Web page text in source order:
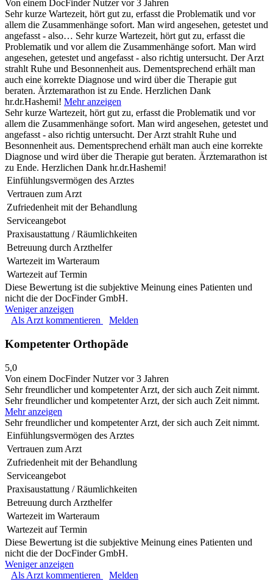
Von einem DocFinder Nutzervor 3 Jahren
Sehr kurze Wartezeit, hört gut zu, erfasst die Problematik und vor
allem die Zusammenhänge sofort. Man wird angesehen, getestet und
angefasst - also… Sehr kurze Wartezeit, hört gut zu, erfasst die
Problematik und vor allem die Zusammenhänge sofort. Man wird
angesehen, getestet und angefasst - also richtig untersucht. Der Arzt
strahlt Ruhe und Besonnenheit aus. Dementsprechend erhält man
auch eine korrekte Diagnose und wird über die Therapie gut
beraten. Ärztemarathon ist zu Ende. Herzlichen Dank
hr.dr.Hashemi! Mehr anzeigen
Sehr kurze Wartezeit, hört gut zu, erfasst die Problematik und vor
allem die Zusammenhänge sofort. Man wird angesehen, getestet und
angefasst - also richtig untersucht. Der Arzt strahlt Ruhe und
Besonnenheit aus. Dementsprechend erhält man auch eine korrekte
Diagnose und wird über die Therapie gut beraten. Ärztemarathon ist
zu Ende. Herzlichen Dank hr.dr.Hashemi!
Einfühlungsvermögen des Arztes
Vertrauen zum Arzt
Zufriedenheit mit der Behandlung
Serviceangebot
Praxisaustattung / Räumlichkeiten
Betreuung durch Arzthelfer
Wartezeit im Warteraum
Wartezeit auf Termin
Diese Bewertung ist die subjektive Meinung eines Patienten und
nicht die der DocFinder GmbH.
Weniger anzeigen
Als Arzt kommentieren
Melden
Kompetenter Orthopäde
5,0
Von einem DocFinder Nutzervor 3 Jahren
Sehr freundlicher und kompetenter Arzt, der sich auch Zeit nimmt.
Sehr freundlicher und kompetenter Arzt, der sich auch Zeit nimmt.
Mehr anzeigen
Sehr freundlicher und kompetenter Arzt, der sich auch Zeit nimmt.
Einfühlungsvermögen des Arztes
Vertrauen zum Arzt
Zufriedenheit mit der Behandlung
Serviceangebot
Praxisaustattung / Räumlichkeiten
Betreuung durch Arzthelfer
Wartezeit im Warteraum
Wartezeit auf Termin
Diese Bewertung ist die subjektive Meinung eines Patienten und
nicht die der DocFinder GmbH.
Weniger anzeigen
Als Arzt kommentieren
Melden